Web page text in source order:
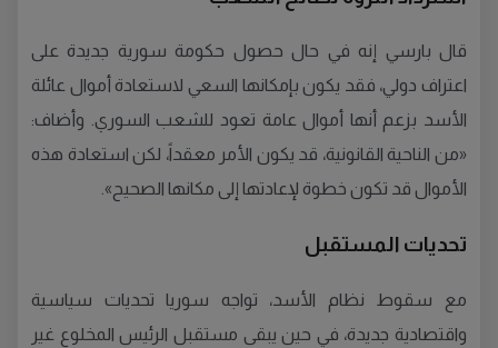
قال بارسي إنه في حال حصول حكومة سورية جديدة على
اعتراف دولي، فقد يكون بإمكانها السعي لاستعادة أموال عائلة
الأسد بزعم أنها أموال عامة تعود للشعب السوري. وأضاف:
«من الناحية القانونية، قد يكون الأمر معقداً، لكن استعادة هذه
الأموال قد تكون خطوة لإعادتها إلى مكانها الصحيح».
تحديات المستقبل
مع سقوط نظام الأسد، تواجه سوريا تحديات سياسية
واقتصادية جديدة، في حين يبقى مستقبل الرئيس المخلوع غير